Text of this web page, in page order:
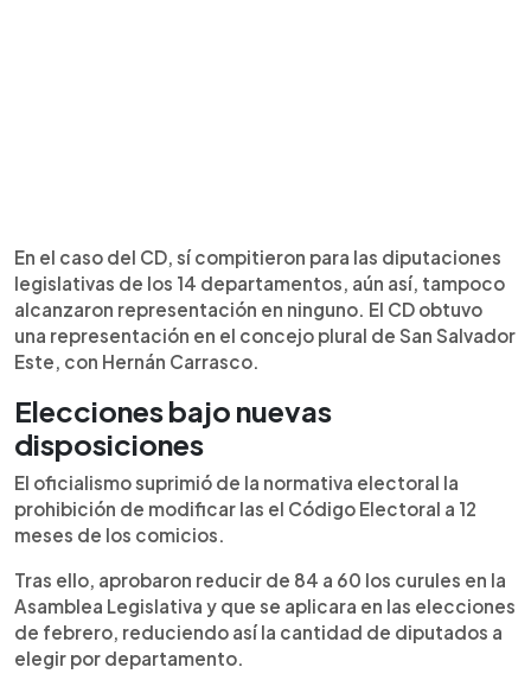
En el caso del CD, sí compitieron para las diputaciones
legislativas de los 14 departamentos, aún así, tampoco
alcanzaron representación en ninguno. El CD obtuvo
una representación en el concejo plural de San Salvador
Este, con Hernán Carrasco.
Elecciones bajo nuevas
disposiciones
El oficialismo suprimió de la normativa electoral la
prohibición de modificar las el Código Electoral a 12
meses de los comicios.
Tras ello, aprobaron reducir de 84 a 60 los curules en la
Asamblea Legislativa y que se aplicara en las elecciones
de febrero, reduciendo así la cantidad de diputados a
elegir por departamento.